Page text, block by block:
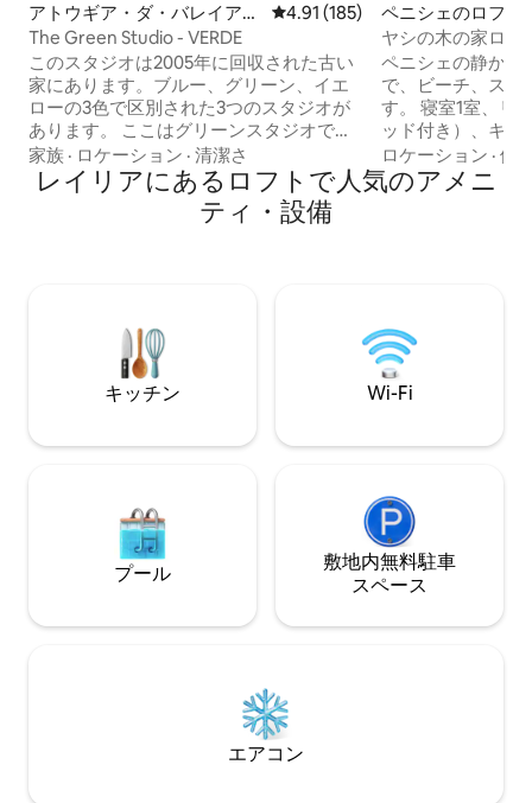
アトウギア・ダ・バレイアの
ロフト
レビュー185件、5つ星中4.91つ
4.91 (185)
The Green Studio - VERDE
このスタジオは2005年に回収された古い
家にあります。ブルー、グリーン、イエ
ローの3色で区別された3つのスタジオが
あります。 ここはグリーンスタジオで、
大西洋の素晴らしい景色を見ることがで
き、波があなたの足元に衝突していま
す。 滞在中に必要なものはすべてシンプ
ルに装飾されています。リビングスペー
られています
家族 · ロケーション · 清潔さ
ペニシェのロフト
ヤシの木の家ロフ
ペニシェの静かな
で、ビーチ、スー
す。 寝室1室、リ
ッド付き）、キッ
れています。 2名
け、リビングルー
めて4名様まで宿
ロケーション ·価
レイリアにあるロフトで人気のアメニ
ティ・設備
キッチン Wi-Fi
プール
敷地内無料駐⁠車
ス⁠ペ⁠ー⁠ス
エアコン